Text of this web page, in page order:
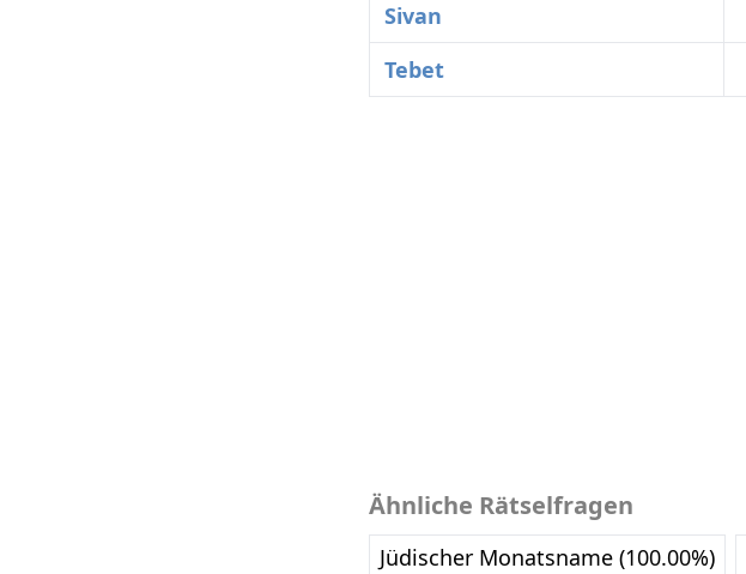
Sivan
Tebet
Ähnliche Rätselfragen
Jüdischer Monatsname (100.00%)